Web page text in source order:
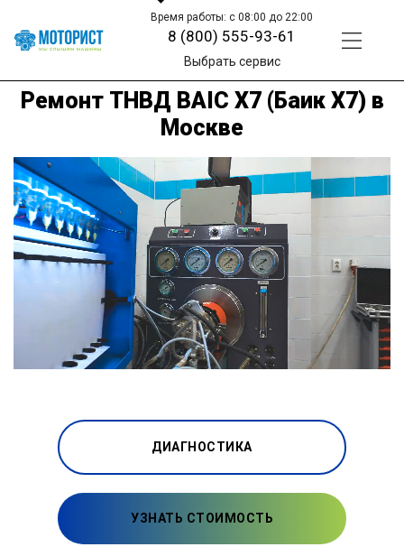
Время работы: с 08:00 до 22:00
8 (800) 555-93-61
Выбрать сервис
Ремонт ТНВД BAIC X7 (Баик Х7) в
Москве
ДИАГНОСТИКА
УЗНАТЬ СТОИМОСТЬ